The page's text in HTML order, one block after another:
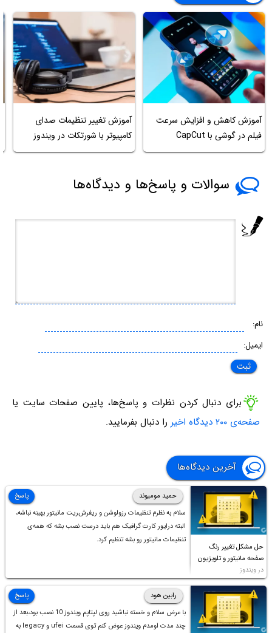
آموزش کاهش و افزایش سرعت
فیلم در گوشی با CapCut
آموزش تغییر تنظیمات صدای
کامپیوتر با شورتکات در ویندوز
سوالات و پاسخ‌ها و دیدگاه‌ها
نام:
ایمیل:
برای دنبال کردن نظرات و پاسخ‌ها، پایین صفحات سایت یا
صفحه‌ی ۲۰۰ دیدگاه اخیر
را دنبال بفرمایید.
آخرین دیدگاه‌ها
حل مشکل تغییر رنگ
صفحه مانیتور و تلویزیون
در ویندوز
حمید مومیوند
سلام به نظرم تنظیمات رزولوشن و ریفرش‌ریت مانیتور بهینه نباشه،
البته درایور کارت گرافیک هم باید درست نصب بشه که همه‌ی
تنظیمات مانیتور رو بشه تنظیم کرد.
پاسخ
رابین هود
با عرض سلام و خسته نباشید روی لپتاپم ویندوز 10 نصب بود،بعد از
چند مدت اومدم ویندوز عوض کنم توی قسمت ufei و legacy به
پاسخ